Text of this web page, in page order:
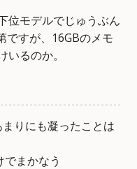
位モデルでじゅうぶん
ですが、16GBのメモ
るのか。
りにも凝ったことは
まかなう